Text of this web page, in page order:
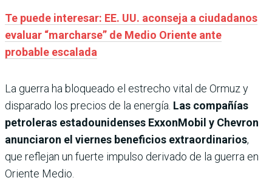
Te puede interesar: EE. UU. aconseja a ciudadanos
evaluar “marcharse” de Medio Oriente ante
probable escalada
La guerra ha bloqueado el estrecho vital de Ormuz y
disparado los precios de la energía. Las compañías
petroleras estadounidenses ExxonMobil y Chevron
anunciaron el viernes beneficios extraordinarios,
que reflejan un fuerte impulso derivado de la guerra en
Oriente Medio.